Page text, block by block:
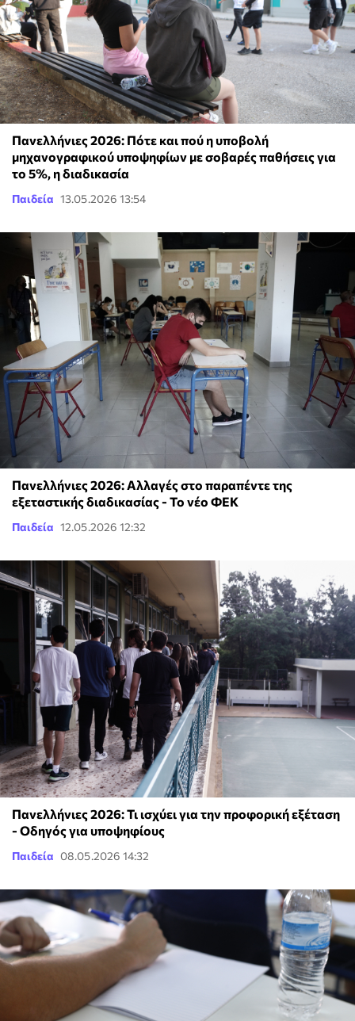
Πανελλήνιες 2026: Πότε και πού η υποβολή
μηχανογραφικού υποψηφίων με σοβαρές παθήσεις για
το 5%, η διαδικασία
Παιδεία 13.05.2026 13:54
Πανελλήνιες 2026: Αλλαγές στο παραπέντε της
εξεταστικής διαδικασίας - Το νέο ΦΕΚ
Παιδεία 12.05.2026 12:32
Πανελλήνιες 2026: Τι ισχύει για την προφορική εξέταση
- Οδηγός για υποψηφίους
Παιδεία 08.05.2026 14:32